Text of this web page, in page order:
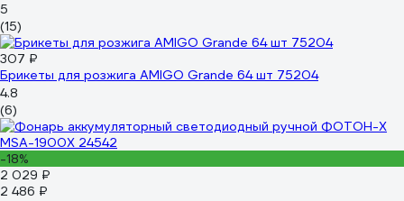
5
(15)
307 ₽
Брикеты для розжига AMIGO Grande 64 шт 75204
4.8
(6)
-18%
2 029 ₽
2 486 ₽